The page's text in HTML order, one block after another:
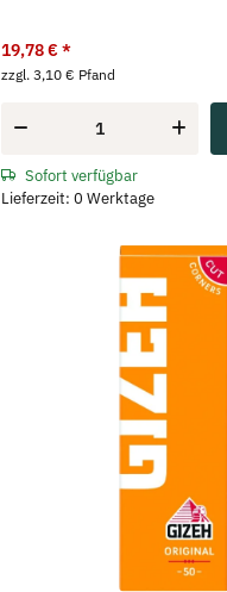
19,78 €*
zzgl. 3,10 € Pfand
Sofort verfügbar
Lieferzeit: 0 Werktage